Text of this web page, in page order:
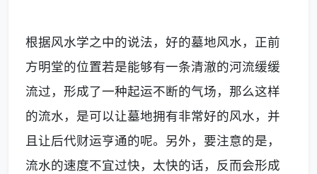
根据风水学之中的说法，好的墓地风水，正前
方明堂的位置若是能够有一条清澈的河流缓缓
流过，形成了一种起运不断的气场，那么这样
的流水，是可以让墓地拥有非常好的风水，并
且让后代财运亨通的呢。另外，要注意的是，
流水的速度不宜过快，太快的话，反而会形成